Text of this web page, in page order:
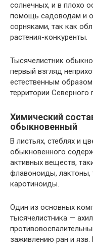
солнечных, и в плохо
помощь садоводам и
сорняками, так как
растения-конкуренты.
Тысячелистник
первый взгляд
естественным
территории Северного
Химический
обыкновенный
В листьях, стеблях и
обыкновенного
активных веществ,
флавоноиды, лактоны,
каротиноиды.
Один из основных
тысячелистника —
заживлению ран и